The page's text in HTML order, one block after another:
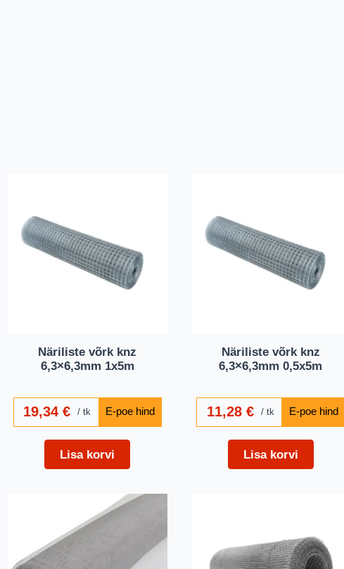
Näriliste võrk knz
6,3×6,3mm 1x5m
19,34 € tk
Lisa korvi
Näriliste võrk knz
6,3×6,3mm 0,5x5m
11,28 € tk
Lisa korvi